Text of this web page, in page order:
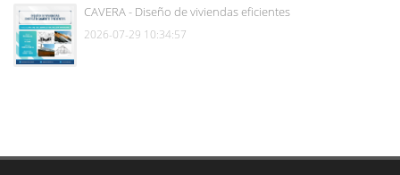
CAVERA - Diseño de viviendas eficientes
2026-07-29 10:34:57